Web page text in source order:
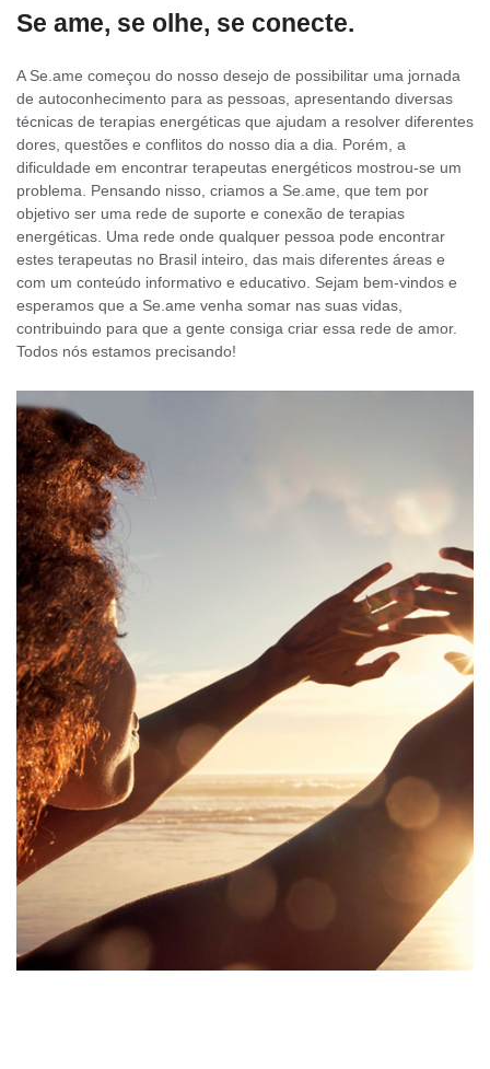
Se ame, se olhe, se conecte.
A Se.ame começou do nosso desejo de possibilitar uma jornada
de autoconhecimento para as pessoas, apresentando diversas
técnicas de terapias energéticas que ajudam a resolver diferentes
dores, questões e conflitos do nosso dia a dia. Porém, a
dificuldade em encontrar terapeutas energéticos mostrou-se um
problema. Pensando nisso, criamos a Se.ame, que tem por
objetivo ser uma rede de suporte e conexão de terapias
energéticas. Uma rede onde qualquer pessoa pode encontrar
estes terapeutas no Brasil inteiro, das mais diferentes áreas e
com um conteúdo informativo e educativo. Sejam bem-vindos e
esperamos que a Se.ame venha somar nas suas vidas,
contribuindo para que a gente consiga criar essa rede de amor.
Todos nós estamos precisando!